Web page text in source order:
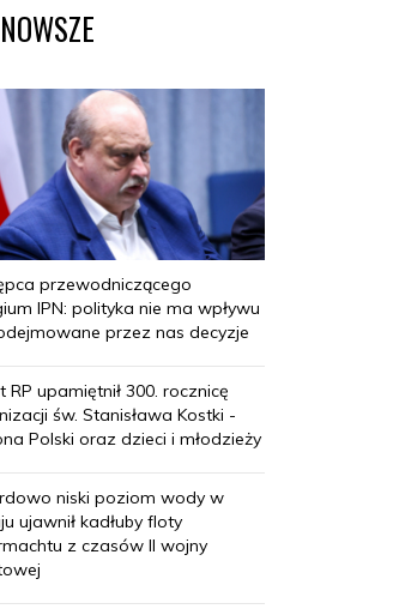
przewodniczącego
IPN: polityka nie ma wpływu
przez nas decyzje
RP upamiętnił 300. rocznicę
św. Stanisława Kostki -
Polski oraz dzieci i młodzieży
niski poziom wody w
ujawnił kadłuby floty
z czasów II wojny